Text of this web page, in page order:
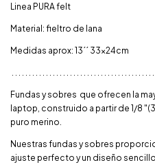
Linea PURA felt
Material: fieltro de lana
Medidas aprox: 13´´ 33x24cm
. . . . . . . . . . . . . . . . . . . . . . . . . . . . . . . . . . . . . . . . .
Fundas y sobres que ofrecen la
laptop, construido a partir de 1/8
puro merino.
Nuestras fundas y sobres
ajuste perfecto y un diseño